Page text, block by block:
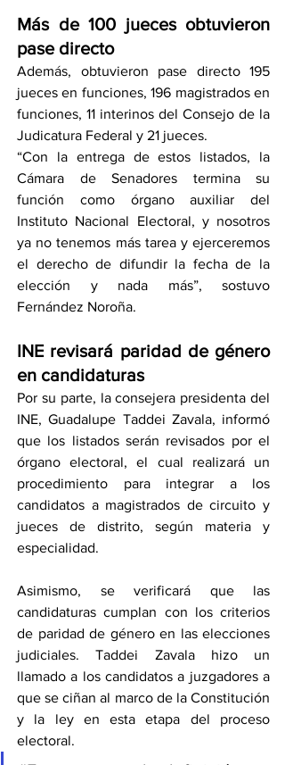
Más de 100 jueces obtuvieron
pase directo
Además, obtuvieron pase directo 195
jueces en funciones, 196 magistrados en
funciones, 11 interinos del Consejo de la
Judicatura Federal y 21 jueces.
“Con la entrega de estos listados, la
Cámara de Senadores termina su
función como órgano auxiliar del
Instituto Nacional Electoral, y nosotros
ya no tenemos más tarea y ejerceremos
el derecho de difundir la fecha de la
elección y nada más”, sostuvo
Fernández Noroña.
INE revisará paridad de género
en candidaturas
Por su parte, la consejera presidenta del
INE, Guadalupe Taddei Zavala, informó
que los listados serán revisados por el
órgano electoral, el cual realizará un
procedimiento para integrar a los
candidatos a magistrados de circuito y
jueces de distrito, según materia y
especialidad.
Asimismo, se verificará que las
candidaturas cumplan con los criterios
de paridad de género en las elecciones
judiciales. Taddei Zavala hizo un
llamado a los candidatos a juzgadores a
que se ciñan al marco de la Constitución
y la ley en esta etapa del proceso
electoral.